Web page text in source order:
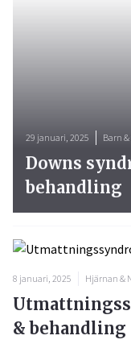
29 januari, 2025 Barn
Downs
behandling
8 januari, 2025 Hjärnan &
& behandling